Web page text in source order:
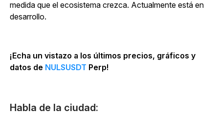
medida que el ecosistema crezca. Actualmente está en
desarrollo.
¡Echa un vistazo a los últimos precios, gráficos y
datos de NULSUSDT Perp!
Habla de la ciudad: